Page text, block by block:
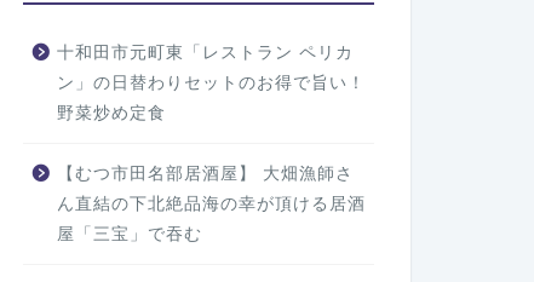
十和田市元町東「レストラン ペリカ
ン」の日替わりセットのお得で旨い！
野菜炒め定食
【むつ市田名部居酒屋】 大畑漁師さ
ん直結の下北絶品海の幸が頂ける居酒
屋「三宝」で吞む